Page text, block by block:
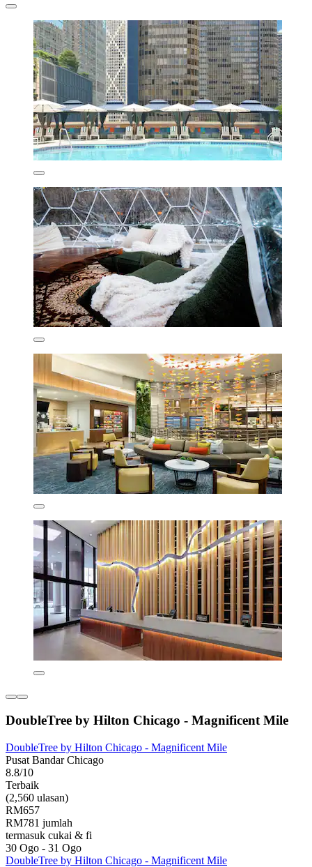
DoubleTree by Hilton Chicago - Magnificent Mile
DoubleTree by Hilton Chicago - Magnificent Mile
Pusat Bandar Chicago
8.8/10
Terbaik
(2,560 ulasan)
RM657
RM781 jumlah
termasuk cukai & fi
30 Ogo - 31 Ogo
DoubleTree by Hilton Chicago - Magnificent Mile